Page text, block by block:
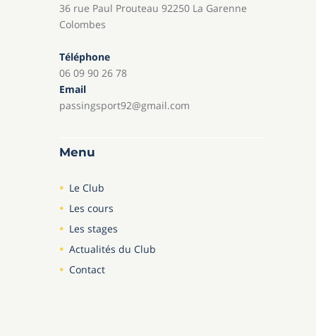
36 rue Paul Prouteau 92250 La Garenne
Colombes
Téléphone
06 09 90 26 78
Email
passingsport92@gmail.com
Menu
Le Club
Les cours
Les stages
Actualités du Club
Contact